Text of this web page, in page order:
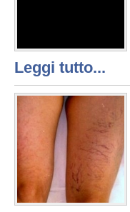
Leggi tutto...